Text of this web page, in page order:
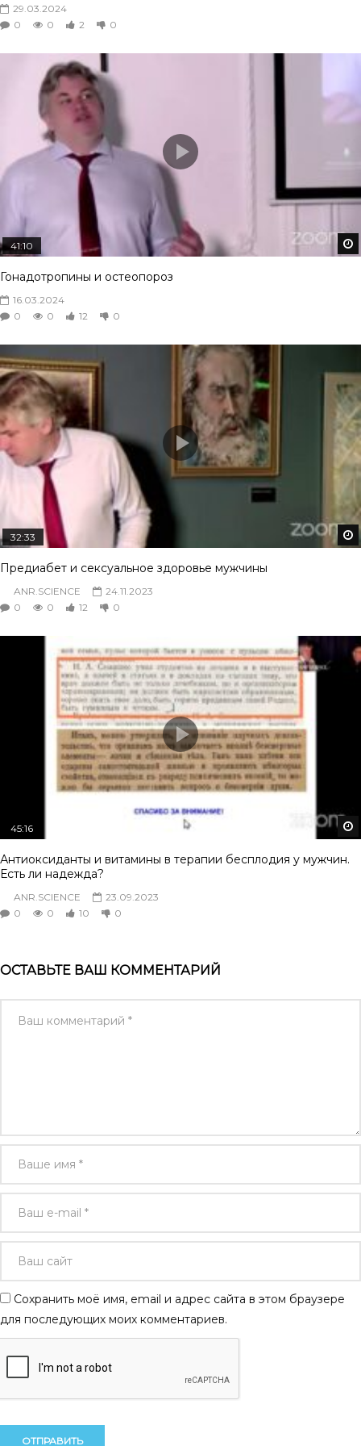
29.03.2024
0
0 2 0
41:10
Гонадотропины и остеопороз
16.03.2024
0
0 12 0
32:33
Предиабет и сексуальное здоровье мужчины
ANR.SCIENCE
24.11.2023
0
0 12 0
45:16
Антиоксиданты и витамины в терапии бесплодия у мужчин.
Есть ли надежда?
ANR.SCIENCE
23.09.2023
0
0 10 0
ОСТАВЬТЕ ВАШ КОММЕНТАРИЙ
Сохранить моё имя, email и адрес сайта в этом браузере
для последующих моих комментариев.